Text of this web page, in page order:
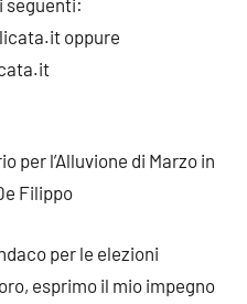
oppure
per l’Alluvione di Marzo in
Filippo
per le elezioni
esprimo il mio impegno